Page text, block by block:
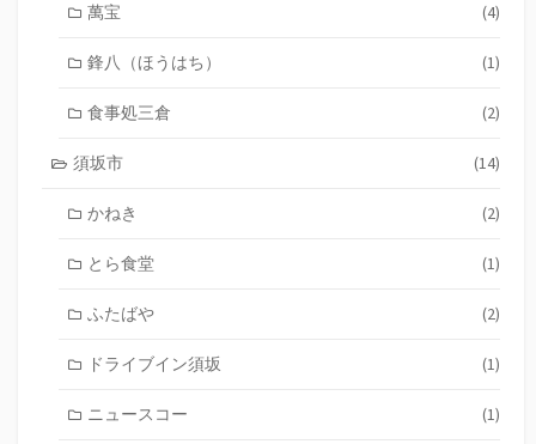
萬宝 (4)
鋒八（ほうはち） (1)
食事処三倉 (2)
須坂市 (14)
かねき (2)
とら食堂 (1)
ふたばや (2)
ドライブイン須坂 (1)
ニュースコー (1)